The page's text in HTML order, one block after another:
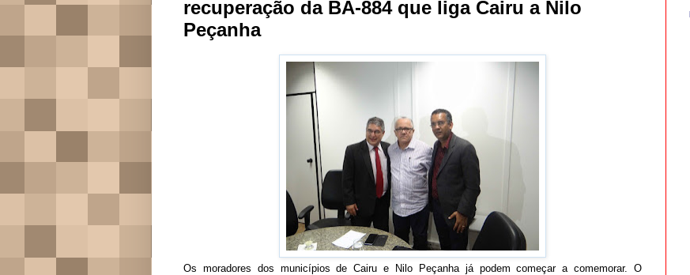
recuperação da BA-884 que liga Cairu a Nilo
Peçanha
Os moradores dos municípios de Cairu e Nilo Peçanha já podem começar a comemorar. O